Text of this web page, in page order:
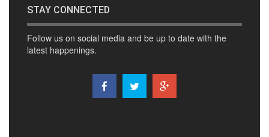
STAY CONNECTED
Follow us on social media and be up to date with the
latest happenings.